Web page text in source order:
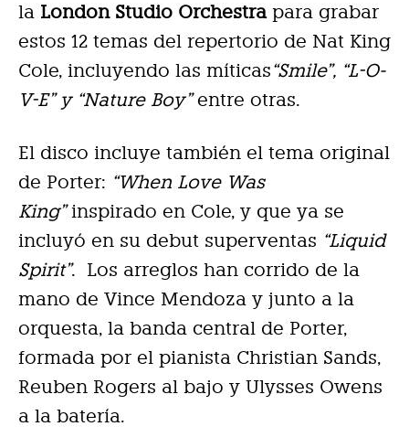
la London Studio Orchestrapara grabar
estos 12 temas del repertorio de Nat King
Cole, incluyendo las míticas“Smile”, “L-O-
V-E” y “Nature Boy”entre otras.
El disco incluye también el tema original
de Porter: “When Love Was
King”inspirado en Cole, y que ya se
incluyó en su debut superventas “Liquid
Spirit”. Los arreglos han corrido de la
mano de Vince Mendoza y junto a la
orquesta, la banda central de Porter,
formada por el pianista Christian Sands,
Reuben Rogers al bajo y Ulysses Owens
a la batería.